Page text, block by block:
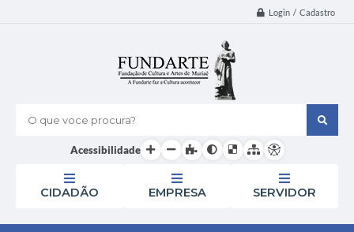
Login / Cadastro
O que voce procura?
Acessibilidade
CIDADÃO EMPRESA SERVIDOR